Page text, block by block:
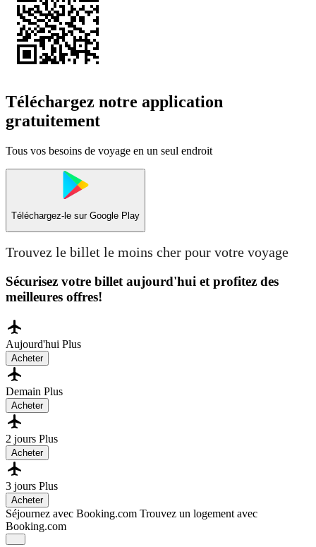
Téléchargez notre application
gratuitement
Tous vos besoins de voyage en un seul endroit
Téléchargez-le sur Google Play
Trouvez le billet le moins cher pour votre voyage
Sécurisez votre billet aujourd'hui et profitez des
meilleures offres!
Aujourd'hui Plus
Acheter
Demain Plus
Acheter
2 jours Plus
Acheter
3 jours Plus
Acheter
Séjournez avec Booking.com Trouvez un logement avec
Booking.com